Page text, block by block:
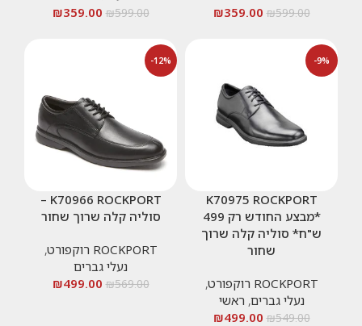
₪599.00
₪359.00
₪599.00
₪359.00
-9%
K70975 ROCKPORT
*מבצע החודש רק 499
ש"ח* סוליה קלה שרוך
שחור
ROCKPORT רוקפורט
,
נעלי גברים, ראשי
₪549.00
₪499.00
-12%
K70966 ROCKPORT –
סוליה קלה שרוך שחור
ROCKPORT רוקפורט
,
נעלי גברים
₪569.00
₪499.00